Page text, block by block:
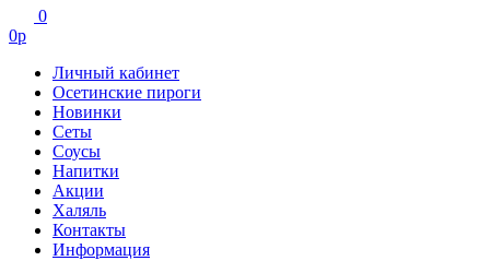
0
0р
Личный кабинет
Осетинские пироги
Новинки
Сеты
Соусы
Напитки
Акции
Халяль
Контакты
Информация